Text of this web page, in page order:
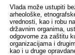
Vlada može ustupiti
arheološke,
vrednosti, kao i robu
državnim organima,
odgovorne za zaštitu
organizacijama i
kao i u druge